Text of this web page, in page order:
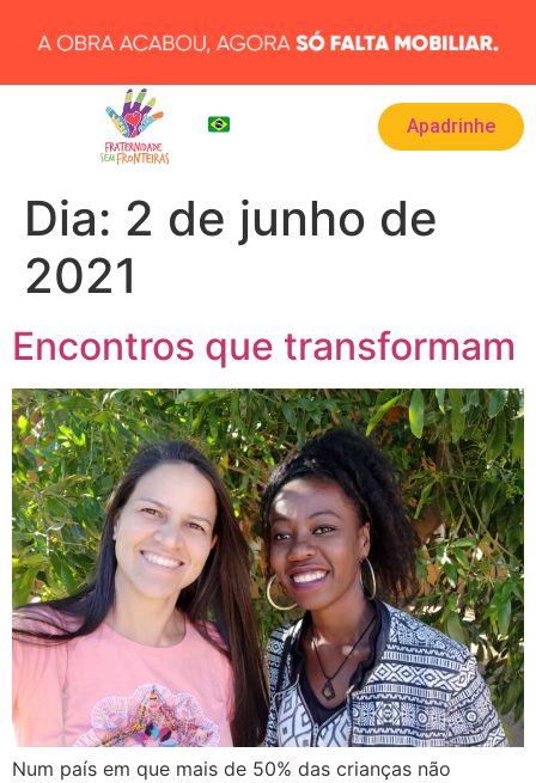
BRA Apadrinhe
Dia: 2 de junho de
2021
Encontros que transformam
Num país em que mais de 50% das crianças não